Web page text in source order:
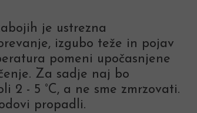
je ustrezna
izgubo teže in pojav
pomeni upočasnjene
Za sadje naj bo
2 - 5 °C, a ne sme zmrzovati.
propadli.